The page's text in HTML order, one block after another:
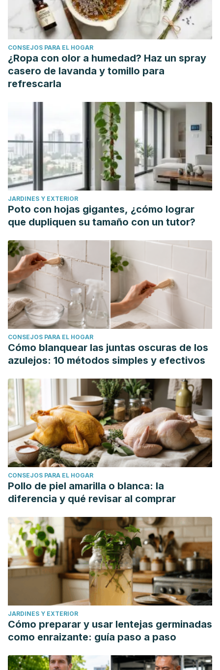
CONSEJOS PARA EL HOGAR
¿Ropa con olor a humedad? Haz un spray
casero de lavanda y tomillo para
refrescarla
JARDINES Y EXTERIOR
Poto con hojas gigantes, ¿cómo lograr
que dupliquen su tamaño con un tutor?
CONSEJOS PARA EL HOGAR
Cómo blanquear las juntas oscuras de los
azulejos: 10 métodos simples y efectivos
CONSEJOS PARA EL HOGAR
Pollo de piel amarilla o blanca: la
diferencia y qué revisar al comprar
JARDINES Y EXTERIOR
Cómo preparar y usar lentejas germinadas
como enraizante: guía paso a paso